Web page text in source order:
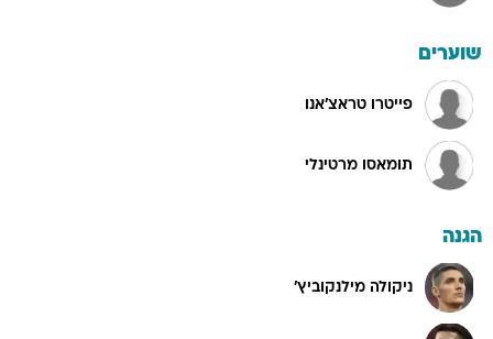
שוערים
פייטרו טראצ'אנו
תומאסו מרטינלי
הגנה
ניקולה מילנקוביץ'